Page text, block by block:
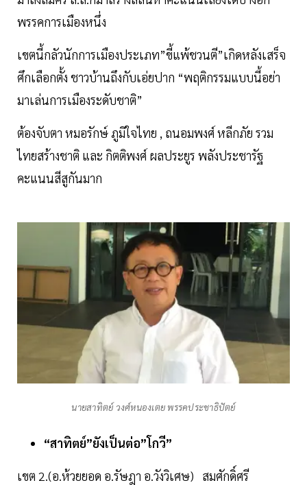
พรรคการเมืองหนึ่ง
เขตนี้กลัวนักการเมืองประเภท”ขี้แพ้ชวนตี”เกิดหลังเสร็จ
ศึกเลือกตั้ง ชาวบ้านถึงกับเอ่ยปาก “พฤติกรรมแบบนี้อย่า
มาเล่นการเมืองระดับชาติ”
ต้องจับตา หมอรักษ์ ภูมิใจไทย , ถนอมพงศ์ หลีกภัย รวม
ไทยสร้างชาติ และ กิตติพงศ์ ผลประยูร พลังประชารัฐ
คะแนนสีสูกันมาก
นายสาทิตย์ วงศ์หนองเตย พรรคประชาธิปัตย์
“สาทิตย์”ยังเป็นต่อ”โกวี”
เขต 2.(อ.ห้วยยอด อ.รัษฎา อ.วังวิเศษ) สมศักดิ์ศรี